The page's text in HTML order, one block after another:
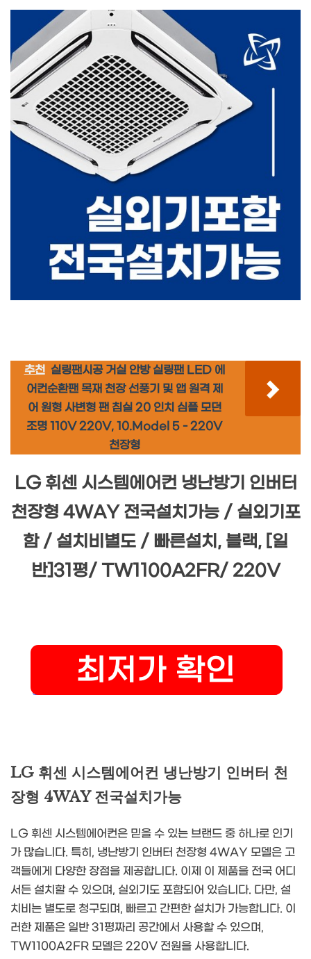
추천 실링팬시공 거실 안방 실링팬 LED 에
어컨순환팬 목재 천장 선풍기 및 앱 원격 제
어 원형 사변형 팬 침실 20 인치 심플 모던
조명 110V 220V, 10.Model 5 - 220V
천장형
LG 휘센 시스템에어컨 냉난방기 인버터
천장형 4WAY 전국설치가능 / 실외기포
함 / 설치비별도 / 빠른설치, 블랙, [일
반]31평/ TW1100A2FR/ 220V
LG 휘센 시스템에어컨 냉난방기 인버터 천
장형 4WAY 전국설치가능
LG 휘센 시스템에어컨은 믿을 수 있는 브랜드 중 하나로 인기
가 많습니다. 특히, 냉난방기 인버터 천장형 4WAY 모델은 고
객들에게 다양한 장점을 제공합니다. 이제 이 제품을 전국 어디
서든 설치할 수 있으며, 실외기도 포함되어 있습니다. 다만, 설
치비는 별도로 청구되며, 빠르고 간편한 설치가 가능합니다. 이
러한 제품은 일반 31평짜리 공간에서 사용할 수 있으며,
TW1100A2FR 모델은 220V 전원을 사용합니다.